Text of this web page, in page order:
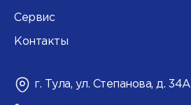
Сервис
Контакты
г. Тула, ул. Степанова, д. 34А